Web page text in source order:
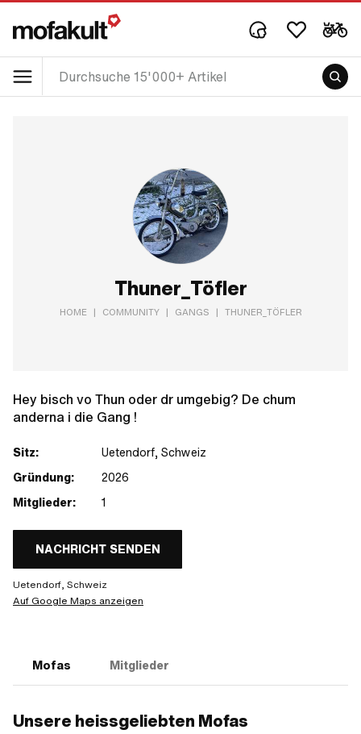
Thuner_Töfler
HOME | COMMUNITY | GANGS | THUNER_TÖFLER
Hey bisch vo Thun oder dr umgebig? De chum
anderna i die Gang !
Sitz:
Uetendorf, Schweiz
Gründung:
2026
Mitglieder:
1
NACHRICHT SENDEN
Uetendorf, Schweiz
Auf Google Maps anzeigen
Mofas Mitglieder
Unsere heissgeliebten Mofas